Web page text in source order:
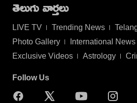
తెలుగు వార్తలు
LIVE TV Trending News
Photo Gallery
International News
Exclusive Videos
Astrology
Follow Us